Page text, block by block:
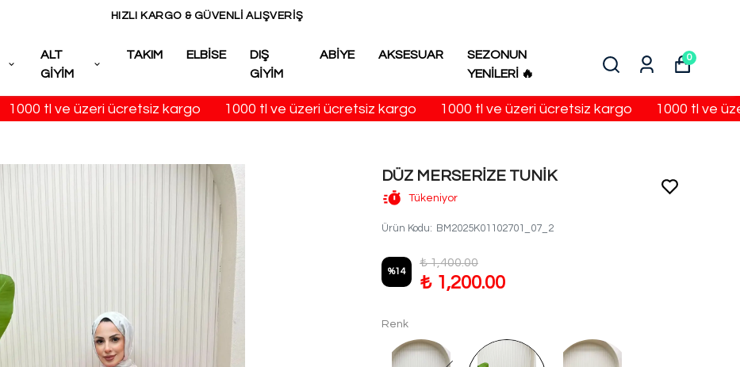
HIZLI KARGO & GÜVENLİ ALIŞVERİŞ
ALT
GİYİM
TAKIM ELBİSE
DIŞ
GİYİM
ABİYE AKSESUAR
SEZONUN
YENİLERİ 🔥
0
1000 tl ve üzeri ücretsiz kargo 1000 tl ve üzeri ücretsiz kargo 1000 tl ve üzeri ücretsiz kargo 1000 tl ve
DÜZ MERSERİZE TUNİK
Tükeniyor
Ürün Kodu: BM2025K01102701_07_2
%14
₺ 1,400.00
₺ 1,200.00
Renk